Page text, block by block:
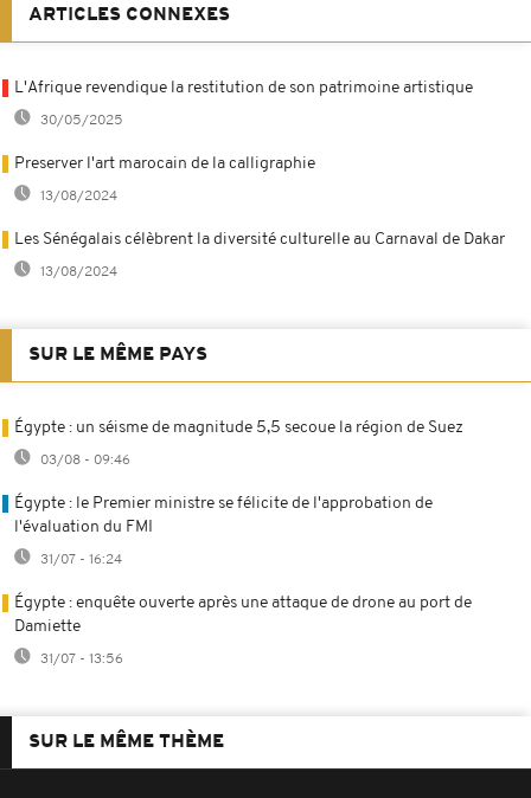
ARTICLES CONNEXES
L'Afrique revendique la restitution de son patrimoine artistique
30/05/2025
Preserver l'art marocain de la calligraphie
13/08/2024
Les Sénégalais célèbrent la diversité culturelle au Carnaval de Dakar
13/08/2024
SUR LE MÊME PAYS
Égypte : un séisme de magnitude 5,5 secoue la région de Suez
03/08 - 09:46
Égypte : le Premier ministre se félicite de l'approbation de
l'évaluation du FMI
31/07 - 16:24
Égypte : enquête ouverte après une attaque de drone au port de
Damiette
31/07 - 13:56
SUR LE MÊME THÈME